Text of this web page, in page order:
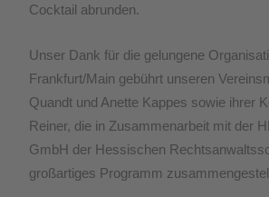
Cocktail abrunden.
Unser Dank für die gelungene
Frankfurt/Main gebührt unseren
Quandt und Anette Kappes sowie ihrer
Reiner, die in Zusammenarbeit mit der
GmbH der Hessischen
großartiges Programm